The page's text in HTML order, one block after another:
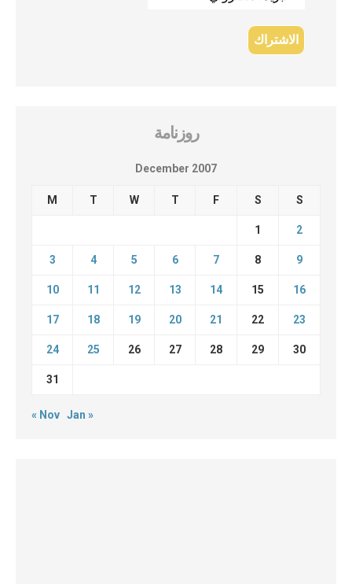
روزنامة
December 2007
M T W T F S S
1 2
3 4 5 6 7 8 9
10 11 12 13 14 15 16
17 18 19 20 21 22 23
24 25 26 27 28 29 30
31
« Nov Jan »